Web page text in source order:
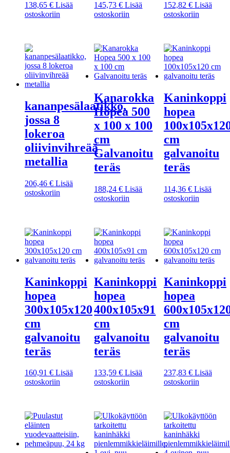
138,65 € Lisää
ostoskoriin
145,73€ Lisää
ostoskoriin
152,82 € Lisää
ostoskoriin
kananpesälaatikko,
jossa 8
lokeroa
oliivinvihreää
metallia
206,46 € Lisää
ostoskoriin
Kanarokka
Hopea 500
x 100 x 100
cm
Galvanoitu
teräs
188,24€ Lisää
ostoskoriin
Kaninkoppi
hopea
cm
galvanoitu
teräs
114,36 € Lisää
ostoskoriin
Kaninkoppi
hopea
300x105x120
cm
galvanoitu
teräs
160,91 € Lisää
ostoskoriin
Kaninkoppi
hopea
400x105x91
cm
galvanoitu
teräs
133,59€ Lisää
ostoskoriin
Kaninkoppi
hopea
cm
galvanoitu
teräs
237,83 € Lisää
ostoskoriin